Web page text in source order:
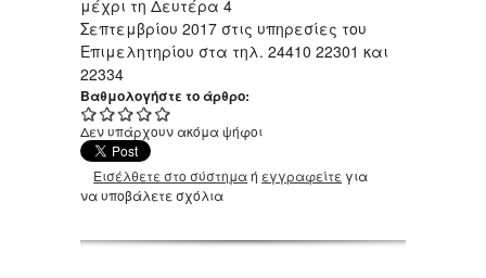
μέχρι τη Δευτέρα 4
Σεπτεμβρίου 2017 στις υπηρεσίες του
Επιμελητηρίου στα τηλ. 24410 22301 και
22334
Βαθμολογήστε το άρθρο:
Δεν υπάρχουν ακόμα ψήφοι
Εισέλθετε στο σύστημαή εγγραφείτε για
να υποβάλετε σχόλια